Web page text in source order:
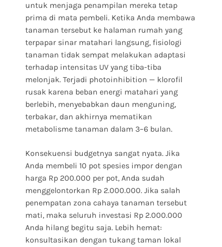
untuk menjaga penampilan mereka tetap
prima di mata pembeli. Ketika Anda membawa
tanaman tersebut ke halaman rumah yang
terpapar sinar matahari langsung, fisiologi
tanaman tidak sempat melakukan adaptasi
terhadap intensitas UV yang tiba-tiba
melonjak. Terjadi photoinhibition — klorofil
rusak karena beban energi matahari yang
berlebih, menyebabkan daun menguning,
terbakar, dan akhirnya mematikan
metabolisme tanaman dalam 3–6 bulan.
Konsekuensi budgetnya sangat nyata. Jika
Anda membeli 10 pot spesies impor dengan
harga Rp 200.000 per pot, Anda sudah
menggelontorkan Rp 2.000.000. Jika salah
penempatan zona cahaya tanaman tersebut
mati, maka seluruh investasi Rp 2.000.000
Anda hilang begitu saja. Lebih hemat:
konsultasikan dengan tukang taman lokal